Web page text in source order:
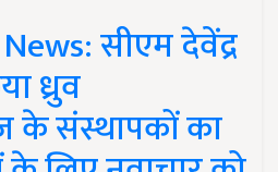
सीएम देवेंद्र
ध्रुव
के संस्थापकों का